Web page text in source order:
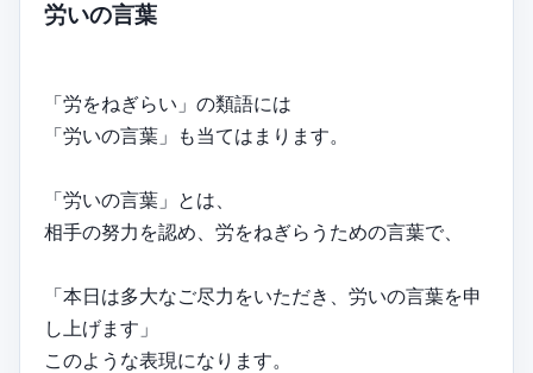
労いの言葉
「労をねぎらい」の類語には
「労いの言葉」も当てはまります。
「労いの言葉」とは、
相手の努力を認め、労をねぎらうための言葉で、
「本日は多大なご尽力をいただき、労いの言葉を申
し上げます」
このような表現になります。